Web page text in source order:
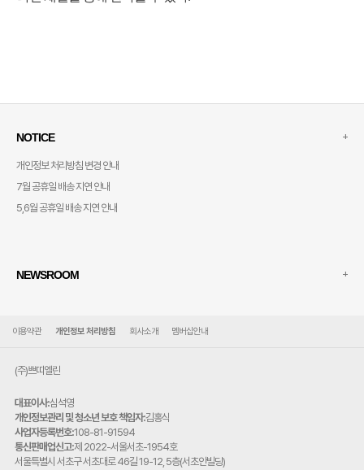
NOTICE
개인정보 처리방침 변경 안내
7월 공휴일 배송 지연 안내
5,6월 공휴일 배송 지연 안내
+
NEWSROOM +
이용약관 개인정보 처리방침 회사소개 멤버십안내
(주)쁘띠엘린
대표이사:심석영
개인정보관리 및 청소년 보호 책임자:김홍식
사업자등록번호:108-81-91594
통신판매업신고:제 2022-서울서초-1954호
주
서울특별시 서초구 서초대로 46길 19-12, 5층(서초안빌딩)